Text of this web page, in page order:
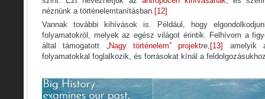
néznünk a történelemtanításban. [12]
Vannak további kihívások is. Például, hogy
folyamatokról, melyek az egész világot érintik. Felhívom a
által támogatott „Nagy történelem” projektre, [13]
amelyik
folyamatokkal foglalkozik, és forrásokat kínál a